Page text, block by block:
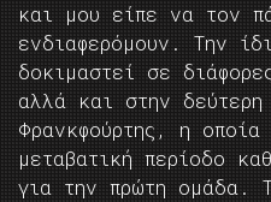
και μου είπε να τον
ενδιαφερόμουν. Την
δοκιμαστεί σε
αλλά και στην
Φρανκφούρτης, η
μεταβατική περίοδο
για την πρώτη ομάδα.